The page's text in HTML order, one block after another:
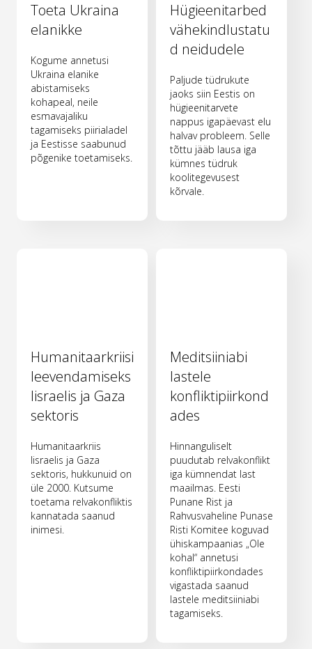
Toeta Ukraina
elanikke
Kogume annetusi
Ukraina elanike
abistamiseks
kohapeal, neile
esmavajaliku
tagamiseks piirialadel
ja Eestisse saabunud
põgenike toetamiseks.
Hügieenitarbed
vähekindlustatu
d neidudele
Paljude tüdrukute
jaoks siin Eestis on
hügieenitarvete
nappus igapäevast elu
halvav probleem. Selle
tõttu jääb lausa iga
kümnes tüdruk
koolitegevusest
kõrvale.
Humanitaarkriisi
leevendamiseks
Iisraelis ja Gaza
sektoris
Humanitaarkriis
Iisraelis ja Gaza
sektoris, hukkunuid on
üle 2000. Kutsume
toetama relvakonfliktis
kannatada saanud
inimesi.
Meditsiiniabi
lastele
konfliktipiirkond
ades
Hinnanguliselt
puudutab relvakonflikt
iga kümnendat last
maailmas. Eesti
Punane Rist ja
Rahvusvaheline Punase
Risti Komitee koguvad
ühiskampaanias „Ole
kohal“ annetusi
konfliktipiirkondades
vigastada saanud
lastele meditsiiniabi
tagamiseks.